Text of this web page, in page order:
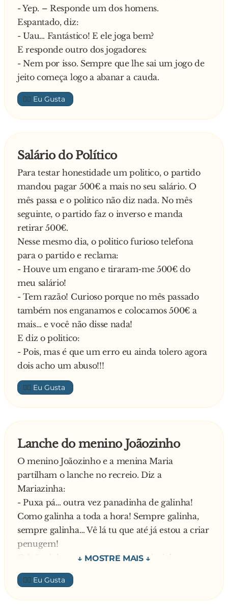
- E posso saber por quê ?
E explica a Irmã:
- É que a senhora calçou as sandálias do Padre
António, Madre…
- Então e porque está a chorar?
E responde o bêbado:
- Porque não me lembro onde vivo….
- Yep. – Responde um dos homens.
Espantado, diz:
- Uau… Fantástico! E ele joga bem?
E responde outro dos jogadores:
- Nem por isso. Sempre que lhe sai um jogo de
jeito começa logo a abanar a cauda.
👍🏼
Salário do Político
Para testar honestidade um politico, o partido
mandou pagar 500€ a mais no seu salário. O
mês passa e o politico não diz nada. No mês
seguinte, o partido faz o inverso e manda
retirar 500€.
Nesse mesmo dia, o politico furioso telefona
para o partido e reclama:
- Houve um engano e tiraram-me 500€ do
meu salário!
- Tem razão! Curioso porque no mês passado
também nos enganamos e colocamos 500€ a
mais… e você não disse nada!
E diz o politico:
- Pois, mas é que um erro eu ainda tolero agora
dois acho um abuso!!!
👍🏼
Lanche do menino Joãozinho
O menino Joãozinho e a menina Maria
partilham o lanche no recreio. Diz a
Mariazinha:
- Puxa pá… outra vez panadinha de galinha!
Como galinha a toda a hora! Sempre galinha,
sempre galinha… Vê lá tu que até já estou a criar
penugem!
O Joãozinho, curioso, pede à Mariazinha que
lhe mostre. A Mariazinha levanta a saia e… Diz o
Joãozinho:
- Ai tás tás! Sabes uma coisa? A minha mãe
👍🏼